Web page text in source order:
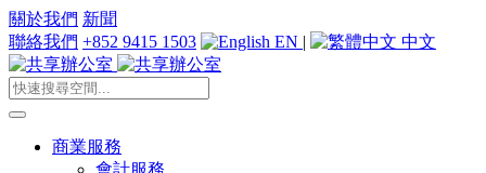
關於我們 新聞
聯絡我們 +852 9415 1503 EN | 中文
商業服務
會計服務